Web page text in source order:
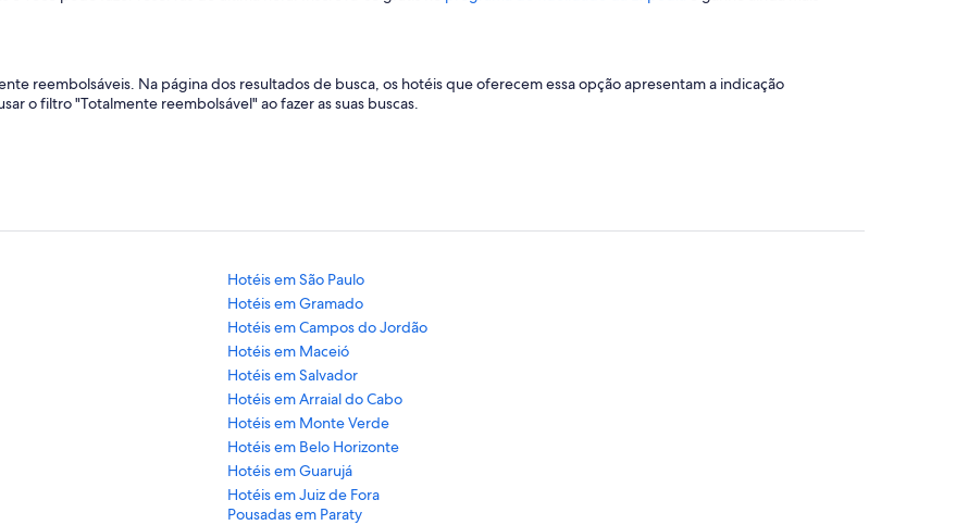
reembolsáveis. Na página dos resultados de busca, os hotéis que oferecem essa opção apresentam a indicação
o filtro "Totalmente reembolsável" ao fazer as suas buscas.
Hotéis em São Paulo
Hotéis em Gramado
Hotéis em Campos do Jordão
Hotéis em Maceió
Hotéis em Salvador
Hotéis em Arraial do Cabo
Hotéis em Monte Verde
Hotéis em Belo Horizonte
Hotéis em Guarujá
Hotéis em Juiz de Fora
Pousadas em Paraty